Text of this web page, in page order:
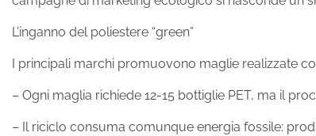
L’inganno del poliestere “green”
I principali marchi promuovono maglie realizzate
– Ogni maglia richiede 12-15 bottiglie PET, ma il
– Il riciclo consuma comunque energia fossile: